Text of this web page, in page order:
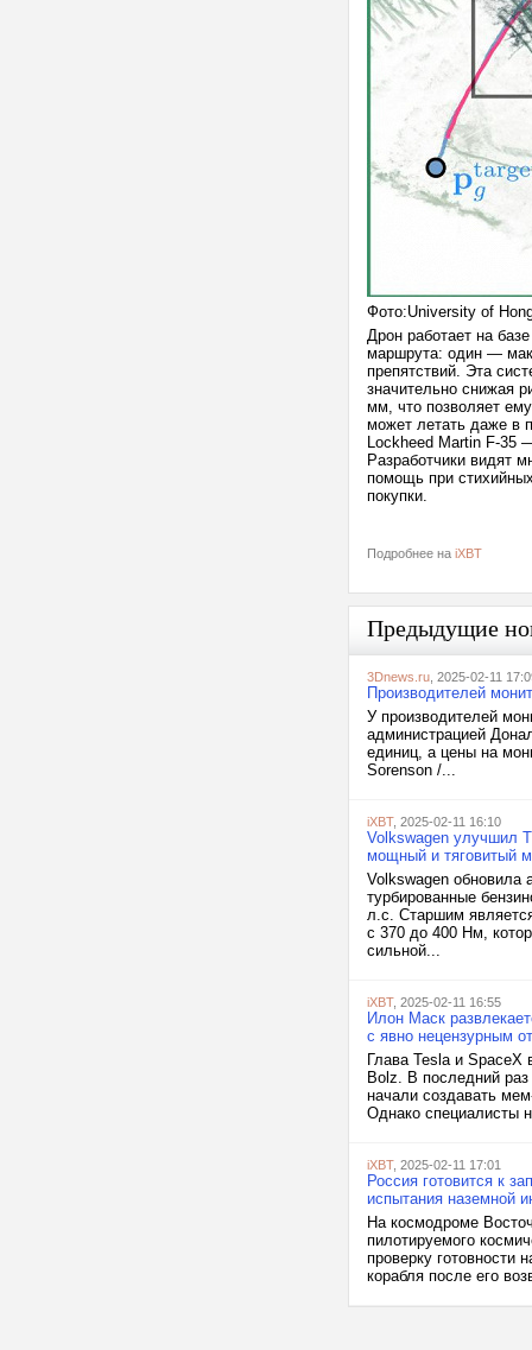
Фото:University of
Дрон работает на
маршрута: один —
препятствий. Эта
значительно снижая
мм, что позволяет
может летать даже в
Lockheed Martin F-35
Разработчики видят
помощь при
покупки.
Подробнее на iXBT
Предыдущие
3Dnews.ru , 2025-02-11
Производителей
У производителей
администрацией
единиц, а цены на
Sorenson /...
iXBT, 2025-02-11 16:10
Volkswagen улучшил
мощный и тяговитый
Volkswagen обновила
турбированные
л.с. Старшим
с 370 до 400 Нм,
сильной...
iXBT, 2025-02-11 16:55
Илон Маск
с явно нецензурным
Глава Tesla и SpaceX
Bolz. В последний
начали создавать
Однако специалисты
iXBT, 2025-02-11 17:01
Россия готовится к
испытания наземной
На космодроме
пилотируемого
проверку готовности
корабля после его